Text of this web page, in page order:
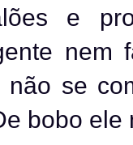
e
nem
se
bobo